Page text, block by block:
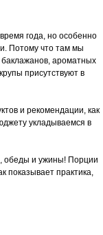
года, но особенно
Потому что там мы
баклажанов, ароматных
присутствуют в
и рекомендации, как
укладываемся в
обеды и ужины! Порции
показывает практика,